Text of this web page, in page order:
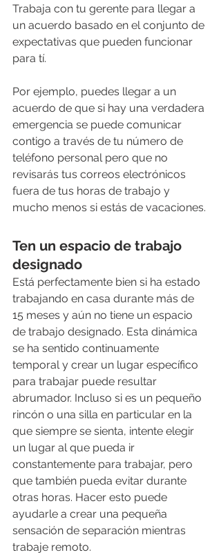
Trabaja con tu gerente para llegar a
un acuerdo basado en el conjunto de
expectativas que pueden funcionar
para tí.
Por ejemplo, puedes llegar a un
acuerdo de que si hay una verdadera
emergencia se puede comunicar
contigo a través de tu número de
teléfono personal pero que no
revisarás tus correos electrónicos
fuera de tus horas de trabajo y
mucho menos si estás de vacaciones.
Ten un espacio de trabajo
designado
Está perfectamente bien si ha estado
trabajando en casa durante más de
15 meses y aún no tiene un espacio
de trabajo designado. Esta dinámica
se ha sentido continuamente
temporal y crear un lugar específico
para trabajar puede resultar
abrumador. Incluso si es un pequeño
rincón o una silla en particular en la
que siempre se sienta, intente elegir
un lugar al que pueda ir
constantemente para trabajar, pero
que también pueda evitar durante
otras horas. Hacer esto puede
ayudarle a crear una pequeña
sensación de separación mientras
trabaje remoto.